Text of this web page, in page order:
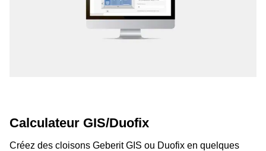
Calculateur GIS/Duofix
Créez des cloisons Geberit GIS ou Duofix en quelques